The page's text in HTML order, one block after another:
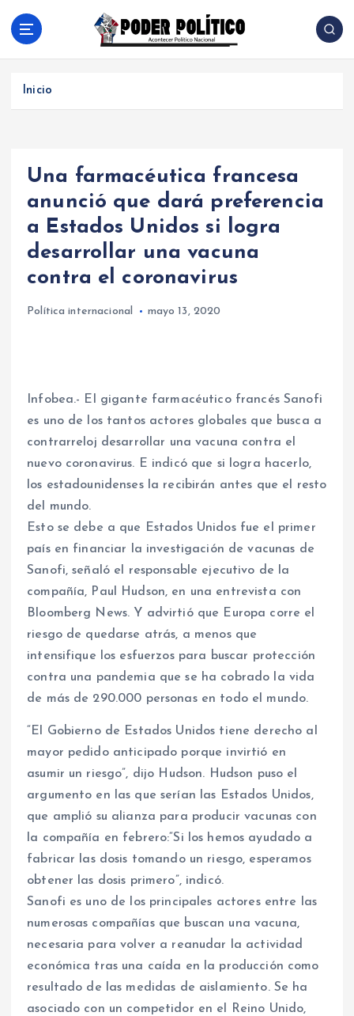
Acontecer Politico Nacional
Inicio
Una farmacéutica francesa
anunció que dará preferencia
a Estados Unidos si logra
desarrollar una vacuna
contra el coronavirus
Política internacional mayo 13, 2020
Infobea.- El gigante farmacéutico francés Sanofi
es uno de los tantos actores globales que busca a
contrarreloj desarrollar una vacuna contra el
nuevo coronavirus. E indicó que si logra hacerlo,
los estadounidenses la recibirán antes que el resto
del mundo.
Esto se debe a que Estados Unidos fue el primer
país en financiar la investigación de vacunas de
Sanofi, señaló el responsable ejecutivo de la
compañía, Paul Hudson, en una entrevista con
Bloomberg News. Y advirtió que Europa corre el
riesgo de quedarse atrás, a menos que
intensifique los esfuerzos para buscar protección
contra una pandemia que se ha cobrado la vida
de más de 290.000 personas en todo el mundo.
“El Gobierno de Estados Unidos tiene derecho al
mayor pedido anticipado porque invirtió en
asumir un riesgo”, dijo Hudson. Hudson puso el
argumento en las que serían las Estados Unidos,
que amplió su alianza para producir vacunas con
la compañía en febrero:“Si los hemos ayudado a
fabricar las dosis tomando un riesgo, esperamos
obtener las dosis primero”, indicó.
Sanofi es uno de los principales actores entre las
numerosas compañías que buscan una vacuna,
necesaria para volver a reanudar la actividad
económica tras una caída en la producción como
resultado de las medidas de aislamiento. Se ha
asociado con un competidor en el Reino Unido,